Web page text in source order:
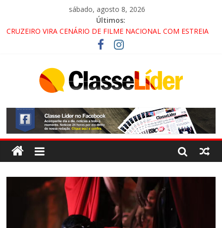
sábado, agosto 8, 2026
Últimos:
CRUZEIRO VIRA CENÁRIO DE FILME NACIONAL COM ESTREIA
PROMOTOR DO GAECO
ACESSO À APARECIDA NA DUTRA SERÁ BLOQUEADO NO FIM
ALTERNATIVAS
LORENA, PINDAMONHANGABA E QUELUZ NA RETA FINAL
PELA FÁBRICA DA COCA-COLA!